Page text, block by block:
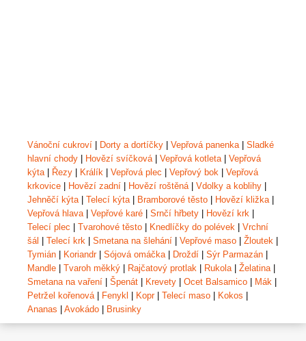
Vánoční cukroví Dorty a dortíčky Vepřová panenka| Sladké
hlavní chody
Hovězí svíčková| Vepřová kotleta| Vepřová
kýta| Řezy Králík Vepřová plec Vepřový bok
Vepřová
krkovice
Hovězí zadní Hovězí roštěná| Vdolky a koblihy
Jehněčí kýta| Telecí kýta| Bramborové těsto Hovězí kližka|
Vepřová hlava| Vepřové karé Srnčí hřbety Hovězí krk
Telecí plec
Tvarohové těsto Knedlíčky do polévek
Vrchní
šál
Telecí krk Smetana na šlehání Vepřové maso Žloutek
Tymián
Koriandr| Sójová omáčka| Droždí Sýr Parmazán
Mandle
Tvaroh měkký Rajčatový protlak Rukola| Želatina|
Smetana na vaření
Špenát Krevety Ocet Balsamico Mák
Petržel kořenová| Fenykl Kopr| Telecí maso Kokos
Ananas
Avokádo Brusinky